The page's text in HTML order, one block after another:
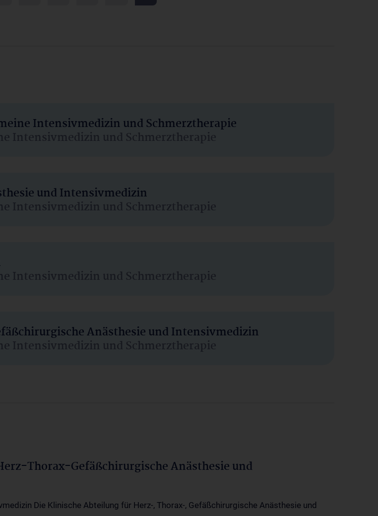
Intensivmedizin und Schmerztherapie
Intensivmedizin und Schmerztherapie
und Intensivmedizin
Intensivmedizin und Schmerztherapie
Intensivmedizin und Schmerztherapie
Anästhesie und Intensivmedizin
Intensivmedizin und Schmerztherapie
Thorax-Gefäßchirurgische Anästhesie und
Die Klinische Abteilung für Herz-, Thorax-, Gefäßchirurgische Anästhesie und